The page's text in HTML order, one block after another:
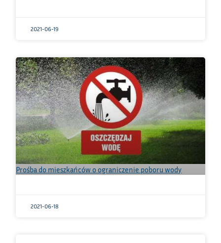
2021-06-19
Prośba do mieszkańców o ograniczenie poboru wody
2021-06-18